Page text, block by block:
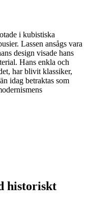
i kubistiska
Lassen ansågs vara
design visade hans
Hans enkla och
har blivit klassiker,
idag betraktas som
historiskt